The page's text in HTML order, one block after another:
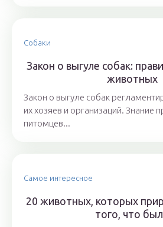
Собаки
Закон о выгуле собак:
животных
Закон о выгуле собак
их хозяев и организаций. Знание
питомцев...
Самое интересное
20 животных, которых
того, что